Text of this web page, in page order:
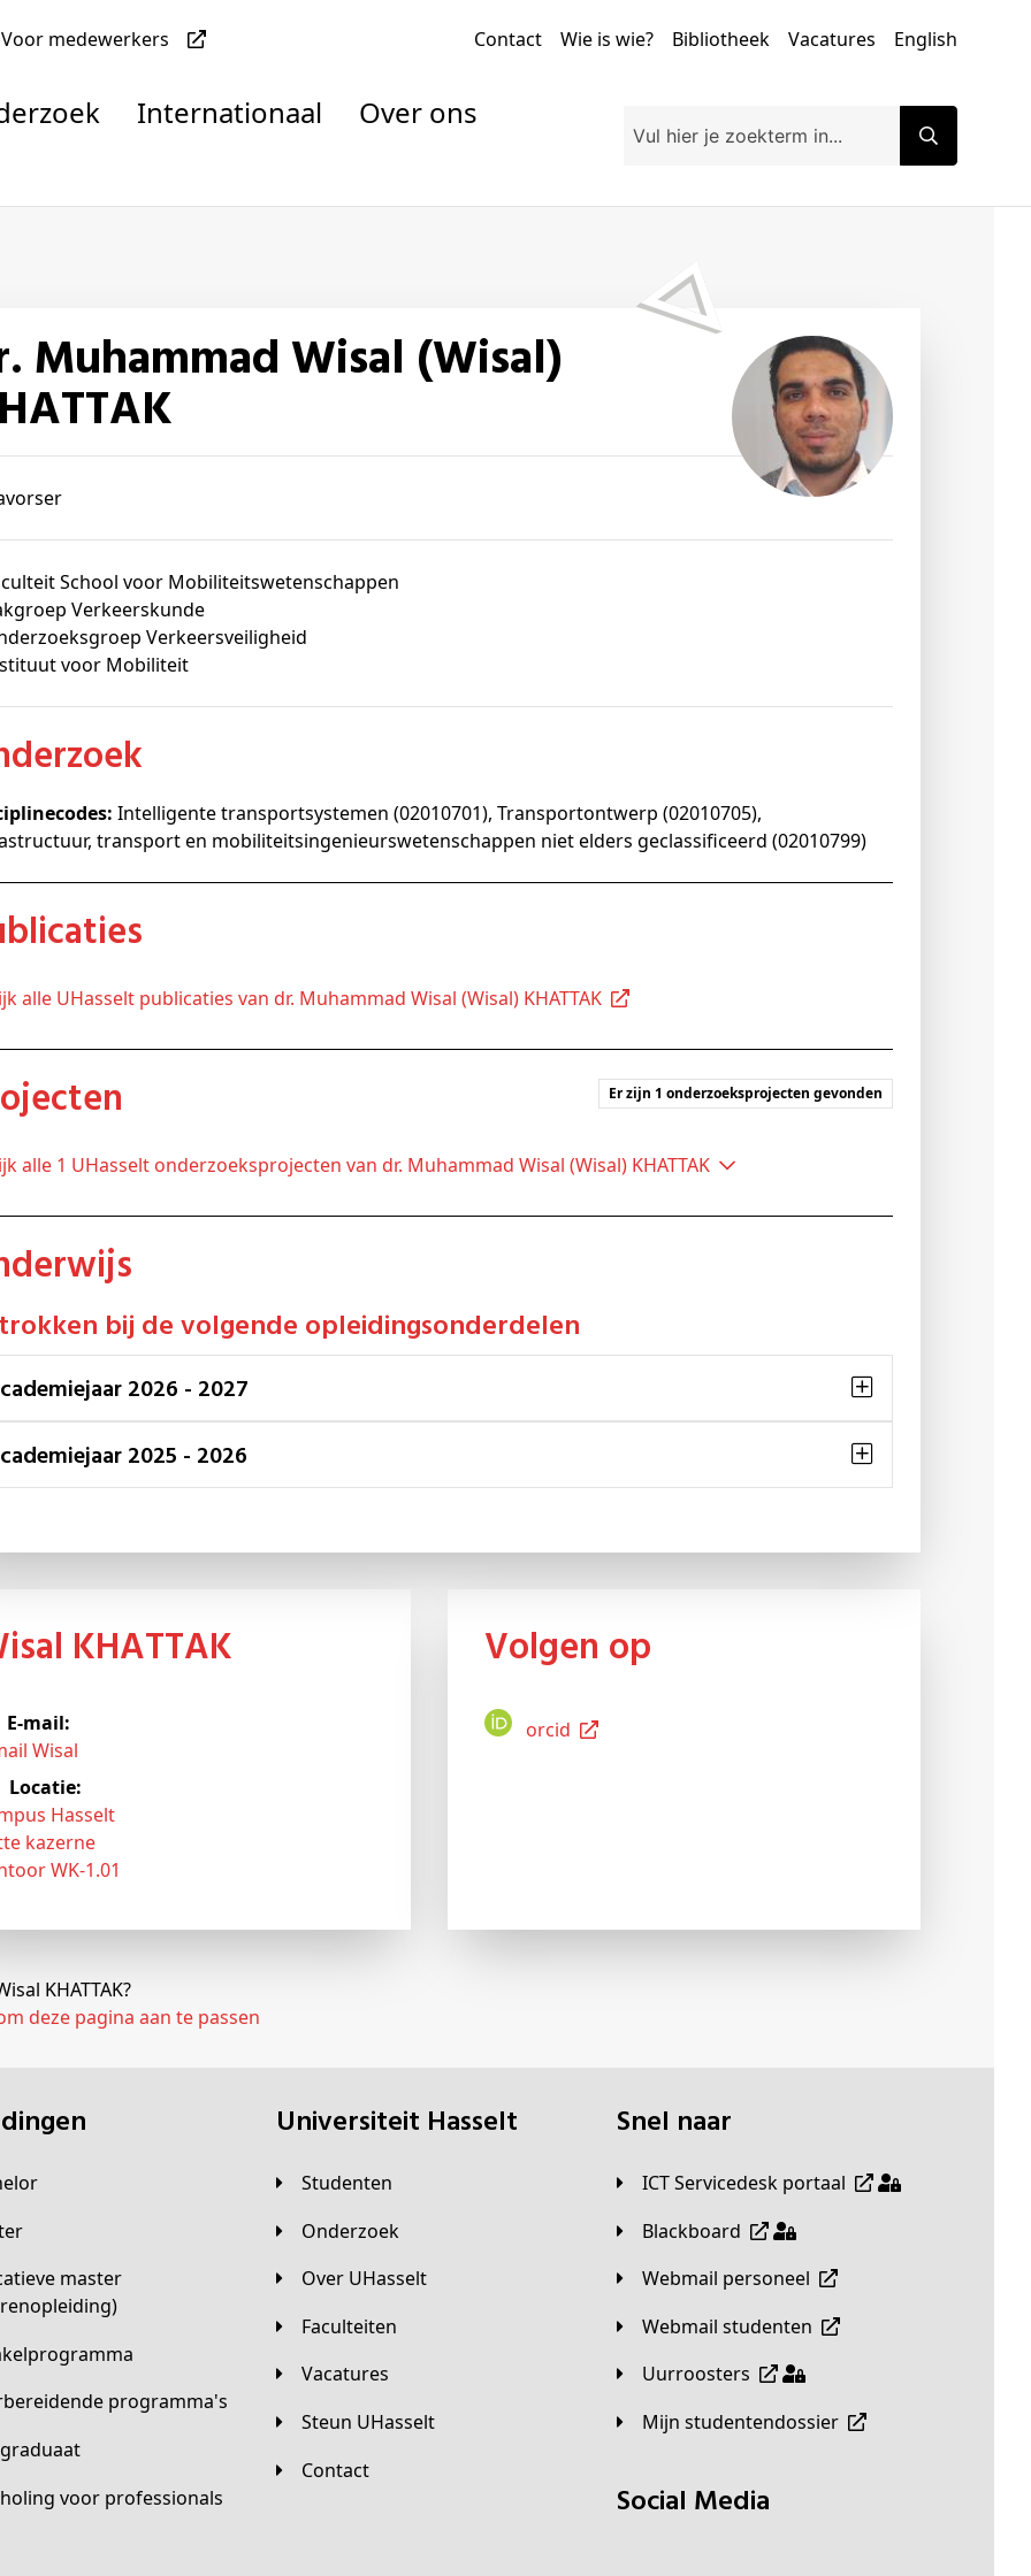
Voor medewerkers Contact Wie is wie? Bibliotheek Vacatures English
Internationaal Over ons
School voor Mobiliteitswetenschappen
Verkeerskunde
Verkeersveiligheid
voor Mobiliteit
Intelligente transportsystemen (02010701), Transportontwerp (02010705),
transport en mobiliteitsingenieurswetenschappen niet elders geclassificeerd (02010799)
alle UHasselt publicaties van dr. Muhammad Wisal (Wisal) KHATTAK
Er zijn 1 onderzoeksprojecten gevonden
alle 1 UHasselt onderzoeksprojecten van dr. Muhammad Wisal (Wisal) KHATTAK
bij de volgende opleidingsonderdelen
Academiejaar 2026 - 2027
Academiejaar 2025 - 2026
Wisal KHATTAK
E-mail:
Wisal
Locatie:
Hasselt
kazerne
WK-1.01
Volgen op
Orcid
KHATTAK?
deze pagina aan te passen
programma's
voor professionals
universiteit Hasselt
Studenten
Onderzoek
Over UHasselt
Faculteiten
Vacatures
Steun UHasselt
Contact
Snel naar
ICT Servicedesk portaal
Blackboard
Webmail personeel
Webmail studenten
Uurroosters
Mijn studentendossier
Social Media